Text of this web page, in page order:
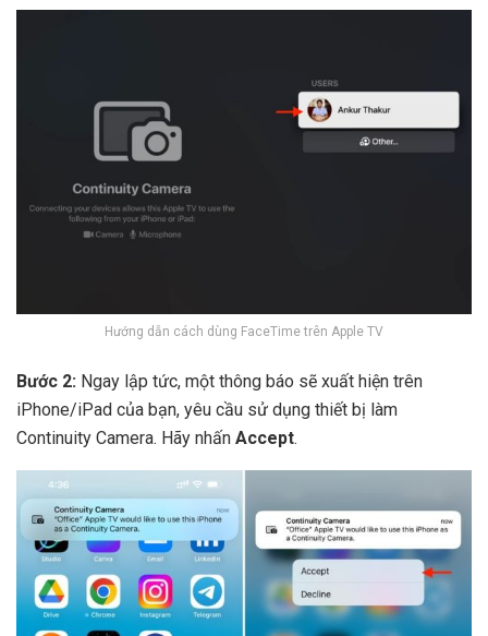
Hướng dẫn cách dùng FaceTime trên Apple TV
Bước 2: Ngay lập tức, một thông báo sẽ xuất hiện trên
iPhone/iPad của bạn, yêu cầu sử dụng thiết bị làm
Continuity Camera. Hãy nhấn Accept.